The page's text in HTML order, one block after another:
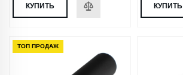
КУПИТЬ КУПИТЬ
ТОП ПРОДАЖ